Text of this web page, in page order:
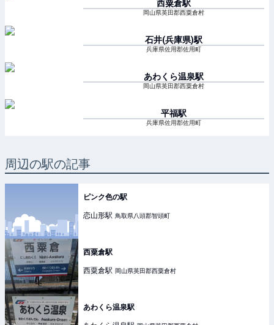
西粟倉駅
岡山県英田郡西粟倉村
石井(兵庫県)駅
兵庫県佐用郡佐用町
あわくら温泉駅
岡山県英田郡西粟倉村
平福駅
兵庫県佐用郡佐用町
周辺の駅の記事
ピンク色の駅
恋山形駅 鳥取県八頭郡智頭町
西粟倉駅
西粟倉駅 岡山県英田郡西粟倉村
あわくら温泉駅